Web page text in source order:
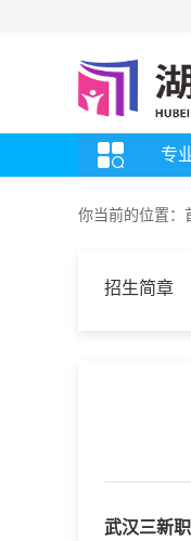
专
你当前的位置：
招生简章
武汉三新